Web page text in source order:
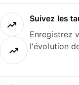
Suivez les
Enregistrez
l'évolution